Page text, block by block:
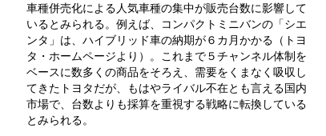
車種併売化による人気車種の集中が販売台数に影響して
いるとみられる。例えば、コンパクトミニバンの「シエ
ンタ」は、ハイブリッド車の納期が６カ月かかる（トヨ
タ・ホームページより）。これまで５チャンネル体制を
ベースに数多くの商品をそろえ、需要をくまなく吸収し
てきたトヨタだが、もはやライバル不在とも言える国内
市場で、台数よりも採算を重視する戦略に転換している
とみられる。